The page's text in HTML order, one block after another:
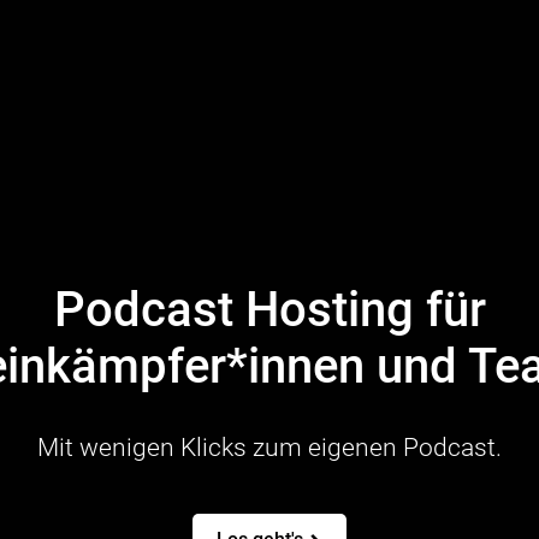
Podcast Hosting für
und
Mit wenigen Klicks zum eigenen Podcast.